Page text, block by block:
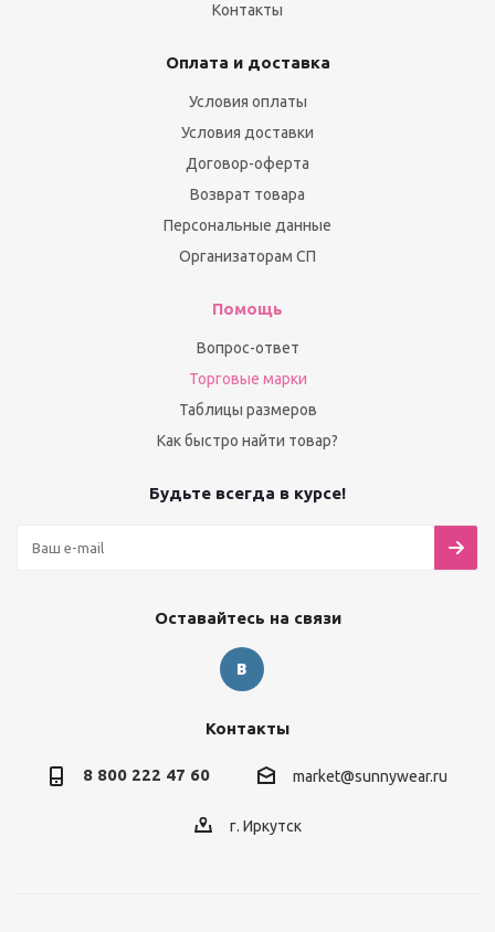
Контакты
Оплата и доставка
Условия оплаты
Условия доставки
Договор-оферта
Возврат товара
Персональные данные
Организаторам СП
Помощь
Вопрос-ответ
Торговые марки
Таблицы размеров
Как быстро найти товар?
Будьте всегда в курсе!
Оставайтесь на связи
Контакты
8 800 222 47 60 market@sunnywear.ru
г. Иркутск